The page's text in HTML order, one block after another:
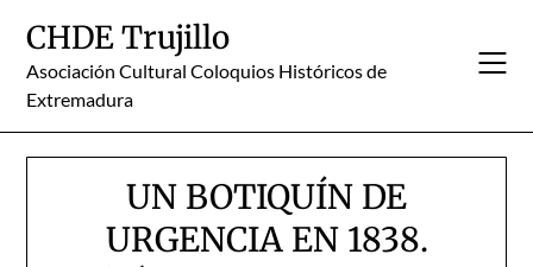
content
CHDE Trujillo
Asociación Cultural Coloquios Históricos de
Extremadura
UN BOTIQUÍN DE
URGENCIA EN 1838.